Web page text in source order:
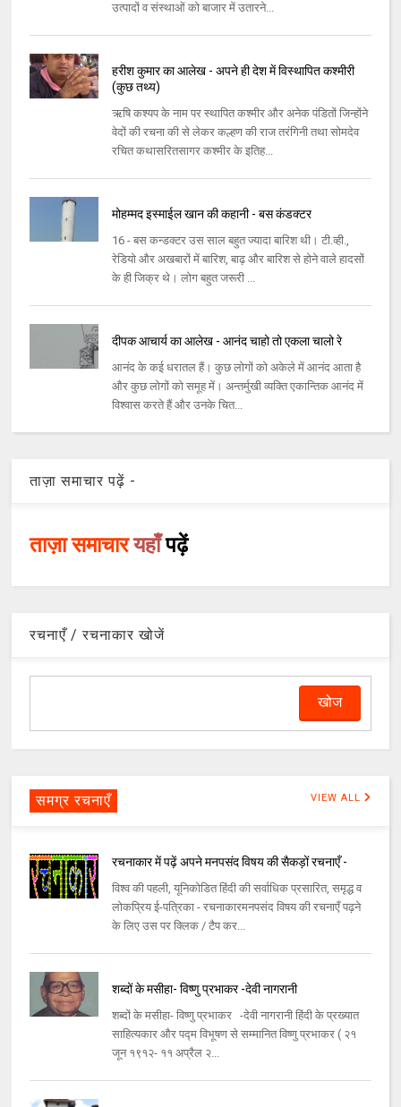
उत्पादों व संस्थाओं को बाजार में उतारने...
हरीश कुमार का आलेख - अपने ही देश में विस्थापित कश्मीरी
(कुछ तथ्य)
ऋषि कश्यप के नाम पर स्थापित कश्मीर और अनेक पंडितों जिन्होंने
वेदों की रचना की से लेकर कल्हण की राज तरंगिनी तथा सोमदेव
रचित कथासरितसागर कश्मीर के इतिह...
मोहम्मद इस्माईल खान की कहानी - बस कंडक्टर
16 - बस कन्डक्टर उस साल बहुत ज्यादा बारिश थी। टी.व्ही.,
रेडियो और अखबारों में बारिश, बाढ़ और बारिश से होने वाले हादसों
के ही जिक्र थे। लोग बहुत जरूरी ...
दीपक आचार्य का आलेख - आनंद चाहो तो एकला चालो रे
आनंद के कई धरातल हैं। कुछ लोगों को अकेले में आनंद आता है
और कुछ लोगों को समूह में। अन्तर्मुखी व्यक्ति एकान्तिक आनंद में
विश्वास करते हैं और उनके चित...
ताज़ा समाचार पढ़ें -
ताज़ा समाचारयहाँपढ़ें
रचनाएँ / रचनाकार खोजें
समग्र रचनाएँ VIEW ALL
रचनाकार में पढ़ें अपने मनपसंद विषय की सैकड़ों रचनाएँ -
विश्व की पहली, यूनिकोडित हिंदी की सर्वाधिक प्रसारित, समृद्ध व
लोकप्रिय ई-पत्रिका - रचनाकारमनपसंद विषय की रचनाएँ पढ़ने
के लिए उस पर क्लिक / टैप कर...
शब्दों के मसीहा- विष्णु प्रभाकर -देवी नागरानी
शब्दों के मसीहा- विष्णु प्रभाकर -देवी नागरानी हिंदी के प्रख्यात
साहित्यकार और पद्म विभूषण से सम्मानित विष्णु प्रभाकर ( २१
जून १९१२- ११ अप्रैल २...